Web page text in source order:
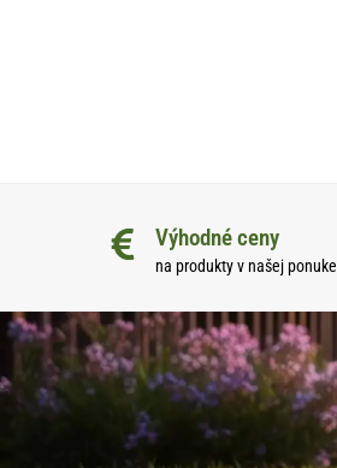
Výhodné ceny
na produkty v našej ponuke